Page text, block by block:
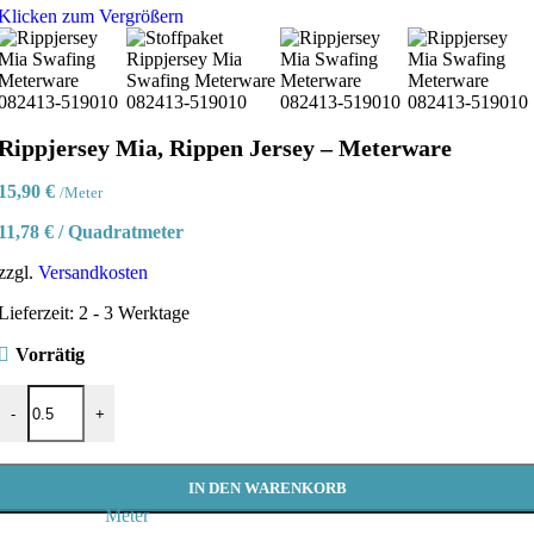
zum Vergrößern
Mia, Rippen Jersey – Meterware
€ /Meter
€ /Quadratmeter
Versandkosten
2 - 3 Werktage
Vorrätig
-
Mia, Rippen Jersey - Meterware Menge
+
Meter
IN DEN WARENKORB